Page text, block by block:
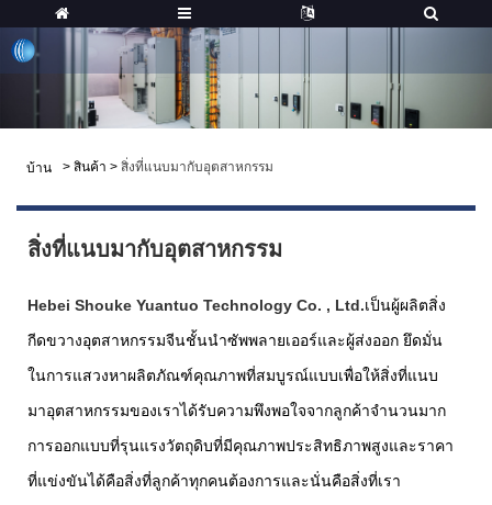
บ้าน > สินค้า > สิ่งที่แนบมากับอุตสาหกรรม
สิ่งที่แนบมากับอุตสาหกรรม
Hebei Shouke Yuantuo Technology Co. , Ltd.เป็นผู้ผลิตสิ่ง
กีดขวางอุตสาหกรรมจีนชั้นนำซัพพลายเออร์และผู้ส่งออก ยึดมั่น
ในการแสวงหาผลิตภัณฑ์คุณภาพที่สมบูรณ์แบบเพื่อให้สิ่งที่แนบ
มาอุตสาหกรรมของเราได้รับความพึงพอใจจากลูกค้าจำนวนมาก
การออกแบบที่รุนแรงวัตถุดิบที่มีคุณภาพประสิทธิภาพสูงและราคา
ที่แข่งขันได้คือสิ่งที่ลูกค้าทุกคนต้องการและนั่นคือสิ่งที่เรา